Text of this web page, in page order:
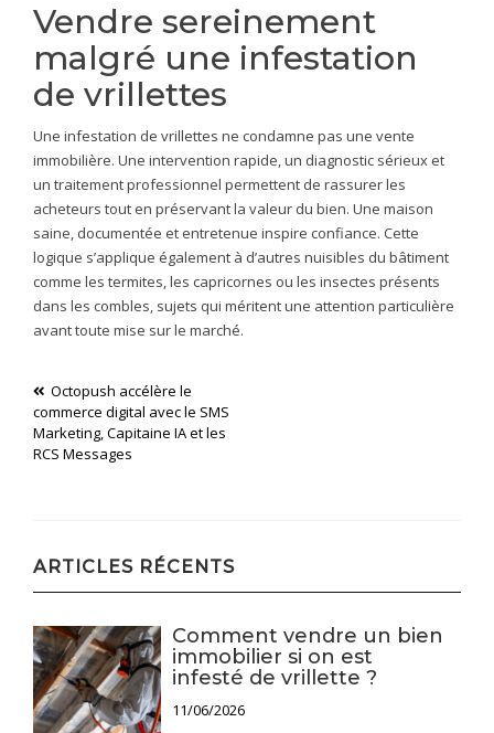
Vendre sereinement
malgré une infestation
de vrillettes
Une infestation de vrillettes ne condamne pas une vente
immobilière. Une intervention rapide, un diagnostic sérieux et
un traitement professionnel permettent de rassurer les
acheteurs tout en préservant la valeur du bien. Une maison
saine, documentée et entretenue inspire confiance. Cette
logique s’applique également à d’autres nuisibles du bâtiment
comme les termites, les capricornes ou les insectes présents
dans les combles, sujets qui méritent une attention particulière
avant toute mise sur le marché.
Navigation
de
l’article
Octopush accélère le
commerce digital avec le SMS
Marketing, Capitaine IA et les
RCS Messages
ARTICLES RÉCENTS
Comment vendre un bien
immobilier si on est
infesté de vrillette ?
11/06/2026